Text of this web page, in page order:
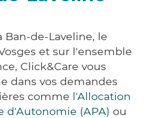
Ban-de-Laveline, le
et sur l'ensemble
Click&Care vous
dans vos demandes
comme l'Allocation
d'Autonomie (APA) ou